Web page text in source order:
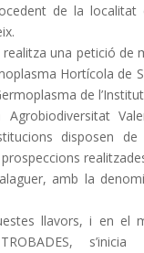
de la localitat
realitza una petició de
Hortícola de
de
disposen de
amb la
llavors, i en el
TROBADES,